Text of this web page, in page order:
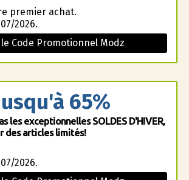
premier achat.
2026.
Code Promotionnel Modz
65%
les exceptionnelles SOLDES D'HIVER,
des articles limités!
2026.